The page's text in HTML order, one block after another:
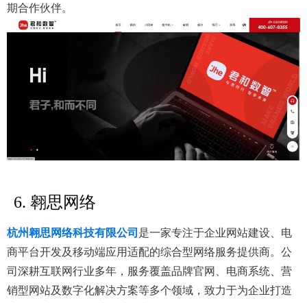
期合作伙伴。
6. 翱思网络
杭州翱思网络科技有限公司 是一家专注于企业网站建设、电
商平台开发及移动端应用适配的综合型网络服务提供商。公
司深耕互联网行业多年，服务覆盖品牌官网、电商系统、营
销型网站及数字化解决方案等多个领域，致力于为企业打造